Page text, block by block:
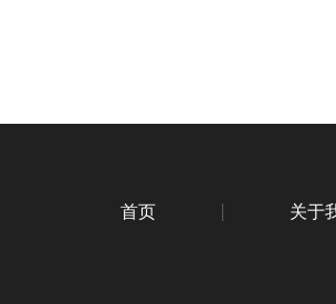
首页 关于